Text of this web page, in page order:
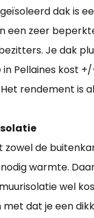
dak is
een zeer
Je dak
in Pellaines kost
Het rendement is
zowel de
warmte.
wel
met dat je een